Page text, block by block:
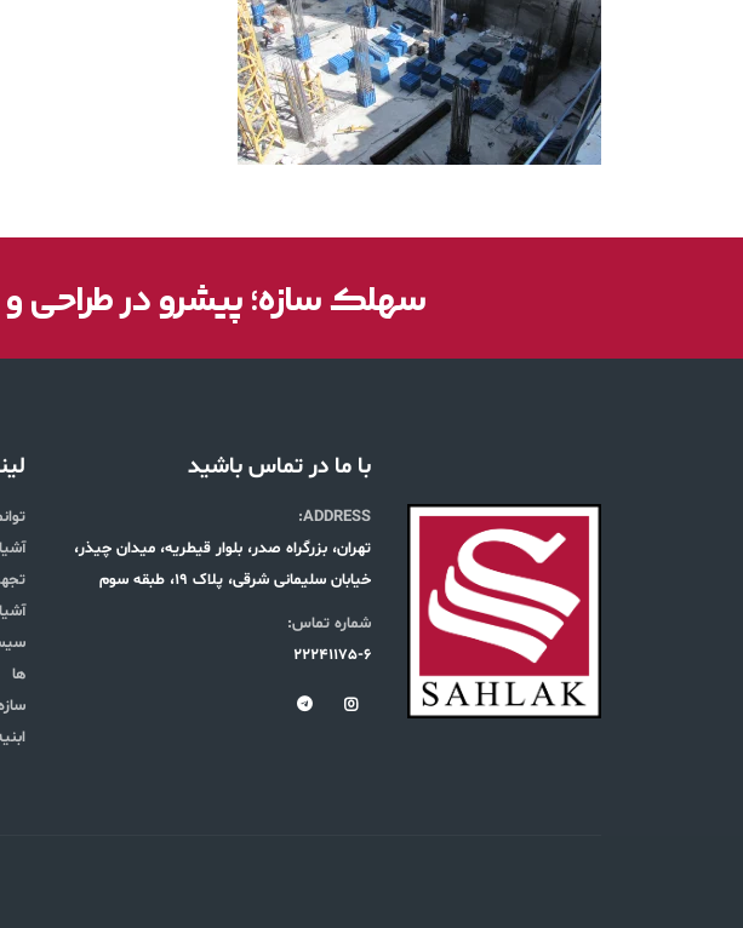
سهلک سازه؛ پیشرو در طراحی
با ما در تماس باشید
ADDRESS:
تهران، بزرگراه صدر، بلوار قیطریه، میدان چیذر،
خیابان سلیمانی شرقی، پلاک 19، طبقه سوم
شماره تماس:
22241175-6
ها